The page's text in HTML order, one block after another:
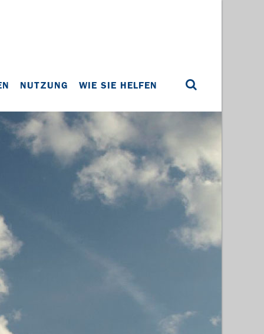
NUTZUNG WIE SIE HELFEN